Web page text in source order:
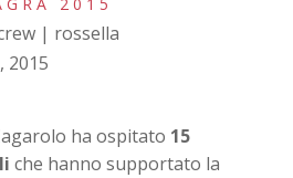
2015
| rossella
2015
ha ospitato 15
che hanno supportato la